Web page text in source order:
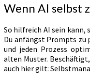
Wenn AI selbst
So hilfreich AI sein kann,
Du anfängst Prompts zu
und jeden Prozess
alten Muster.
auch hier gilt: